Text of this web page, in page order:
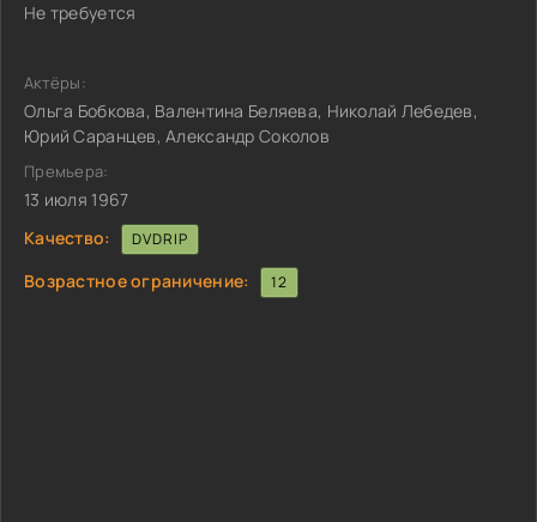
Не требуется
Актёры:
Ольга Бобкова, Валентина Беляева, Николай Лебедев,
Юрий Саранцев, Александр Соколов
Премьера:
13 июля 1967
Качество:
DVDRIP
Возрастное ограничение: 12